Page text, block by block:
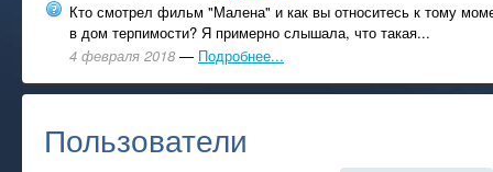
Кто смотрел фильм "Малена" и как вы относитесь к тому
в дом терпимости? Я примерно слышала, что такая...
4 февраля 2018 — Подробнее...
Пользователи